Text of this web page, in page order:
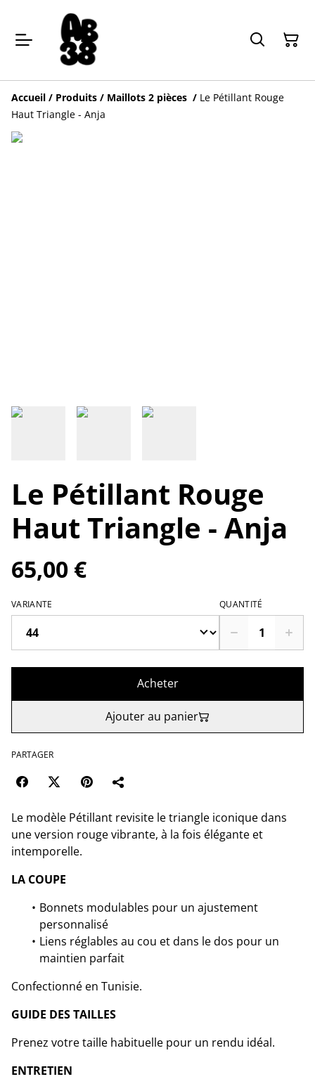
Accueil / Produits / Maillots 2 pièces / Le Pétillant Rouge
Haut Triangle - Anja
Le Pétillant Rouge
Haut Triangle - Anja
65,00 €
VARIANTE QUANTITÉ
Acheter
Ajouter au panier
PARTAGER
Le modèle Pétillant revisite le triangle iconique dans
une version rouge vibrante, à la fois élégante et
intemporelle.
LA COUPE
Bonnets modulables pour un ajustement
personnalisé
Liens réglables au cou et dans le dos pour un
maintien parfait
Confectionné en Tunisie.
GUIDE DES TAILLES
Prenez votre taille habituelle pour un rendu idéal.
ENTRETIEN